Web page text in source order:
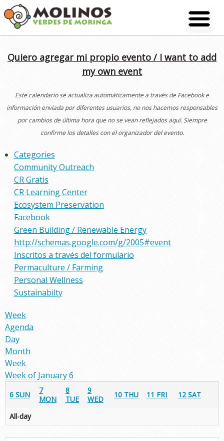
Skip
to
content
Quiero agregar mi propio evento / I want to add
my own event
Este calendario se actualiza automáticamente a través de Facebook e
información enviada por diferentes usuarios, no nos hacemos responsables
por cambios de última hora que no se vean reflejados aquí. Siempre
confirme los detalles con el organizador del evento.
Categories
Community Outreach
CR Gratis
CR Learning Center
Ecosystem Preservation
Facebook
Green Building / Renewable Energy
http://schemas.google.com/g/2005#event
Inscritos a través del formulario
Permaculture / Farming
Personal Wellness
Sustainabilty
Week
Agenda
Day
Month
Week
Week of January 6
6 SUN
7
MON
8
TUE
9
WED
10 THU 11 FRI 12 SAT
All-day